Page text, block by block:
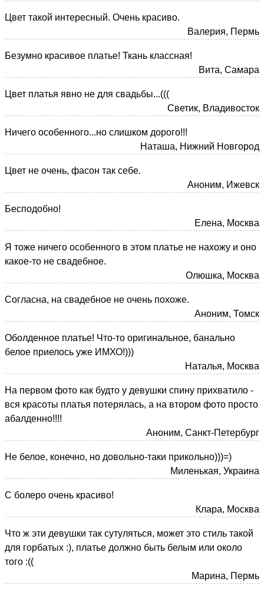
Цвет такой интересный. Очень красиво.
Валерия, Пермь
Безумно красивое платье! Ткань классная!
Вита, Самара
Цвет платья явно не для свадьбы...(((
Светик, Владивосток
Ничего особенного...но слишком дорого!!!
Наташа, Нижний Новгород
Цвет не очень, фасон так себе.
Аноним, Ижевск
Бесподобно!
Елена, Москва
Я тоже ничего особенного в этом платье не нахожу и оно
какое-то не свадебное.
Олюшка, Москва
Согласна, на свадебное не очень похоже.
Аноним, Томск
Оболденное платье! Что-то оригинальное, банально
белое приелось уже ИМХО!)))
Наталья, Москва
На первом фото как будто у девушки спину прихватило -
вся красоты платья потерялась, а на втором фото просто
абалденно!!!!
Аноним, Санкт-Петербург
Не белое, конечно, но довольно-таки прикольно)))=)
Миленькая, Украина
С болеро очень красиво!
Клара, Москва
Что ж эти девушки так сутуляться, может это стиль такой
для горбатых :), платье должно быть белым или около
того :((
Марина, Пермь